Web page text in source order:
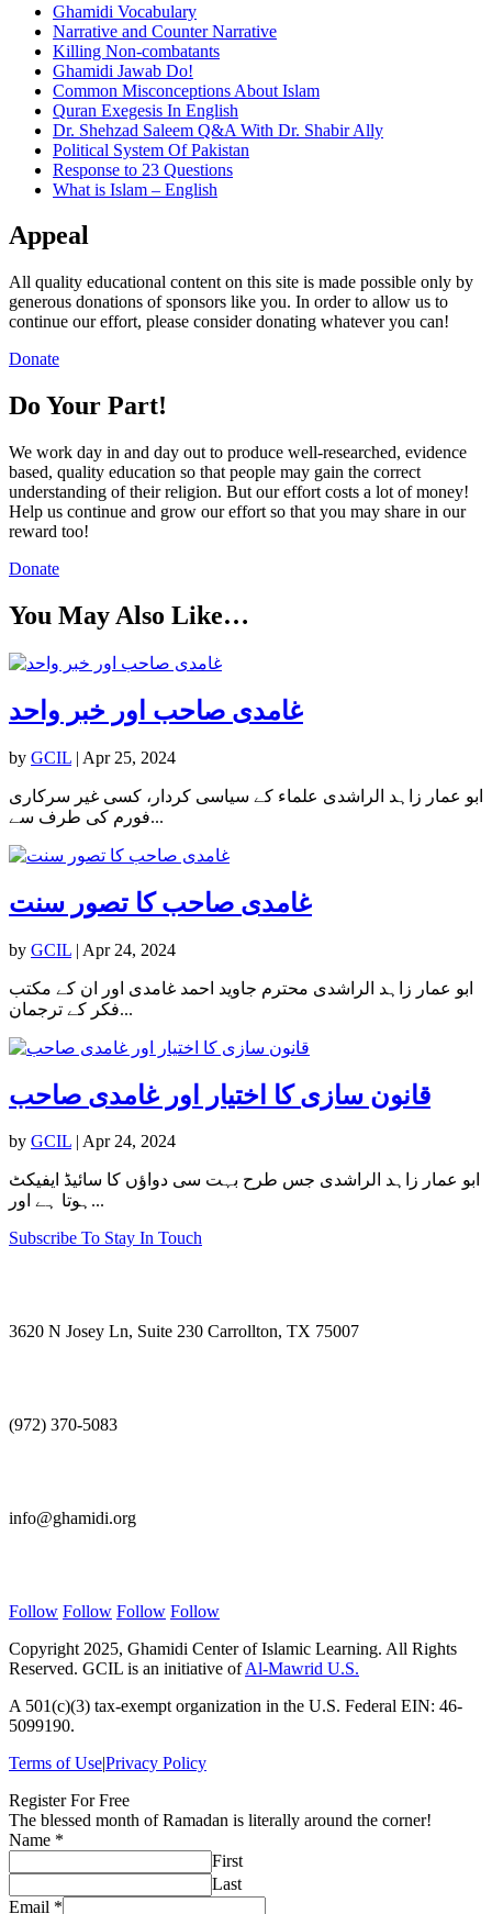
Ghamidi Vocabulary
Narrative and Counter Narrative
Killing Non-combatants
Ghamidi Jawab Do!
Common Misconceptions About Islam
Quran Exegesis In English
Dr. Shehzad Saleem Q&A With Dr. Shabir Ally
Political System Of Pakistan
Response to 23 Questions
What is Islam – English
Appeal
All quality educational content on this site is made possible only by
generous donations of sponsors like you. In order to allow us to
continue our effort, please consider donating whatever you can!
Donate
Do Your Part!
We work day in and day out to produce well-researched, evidence
based, quality education so that people may gain the correct
understanding of their religion. But our effort costs a lot of money!
Help us continue and grow our effort so that you may share in our
reward too!
Donate
You May Also Like…
غامدی صاحب اور خبر واحد
by GCIL | Apr 25, 2024
ابو عمار زاہد الراشدی علماء کے سیاسی کردار، کسی غیر سرکاری
فورم کی طرف سے...
غامدی صاحب کا تصور سنت
by GCIL | Apr 24, 2024
ابو عمار زاہد الراشدی محترم جاوید احمد غامدی اور ان کے مکتب
فکر کے ترجمان...
قانون سازی کا اختیار اور غامدی صاحب
by GCIL | Apr 24, 2024
ابو عمار زاہد الراشدی جس طرح بہت سی دواؤں کا سائیڈ ایفیکٹ
ہوتا ہے اور...
Subscribe To Stay In Touch
3620 N Josey Ln, Suite 230 Carrollton, TX 75007
(972) 370-5083
info@ghamidi.org
Follow Follow Follow Follow
Copyright 2025, Ghamidi Center of Islamic Learning. All Rights
Reserved. GCIL is an initiative ofAl-Mawrid U.S.
A 501(c)(3) tax-exempt organization in the U.S. Federal EIN: 46-
5099190.
Terms of Use|Privacy Policy
Register For Free
The blessed month of Ramadan is literally around the corner!
Name *
First
Last
Email *